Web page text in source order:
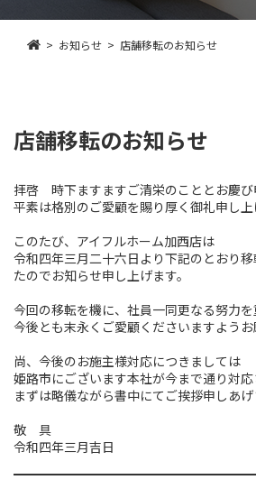
お知らせ 店舗移転のお知らせ
店舗移転のお知らせ
拝啓 時下ますますご清栄のこととお慶び
平素は格別のご愛顧を賜り厚く御礼申し上
このたび、アイフルホーム加西店は
令和四年三月二十六日より下記のとおり
たのでお知らせ申し上げます。
今回の移転を機に、社員一同更なる努力
今後とも末永くご愛顧くださいますようお
尚、今後のお施主様対応につきましては
姫路市にございます本社が今まで通り対応
まずは略儀ながら書中にてご挨拶申しあげ
敬 具
令和四年三月吉日